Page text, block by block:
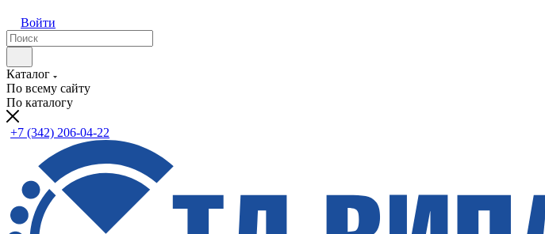
Войти
Каталог
По всему сайту
По каталогу
+7 (342) 206-04-22